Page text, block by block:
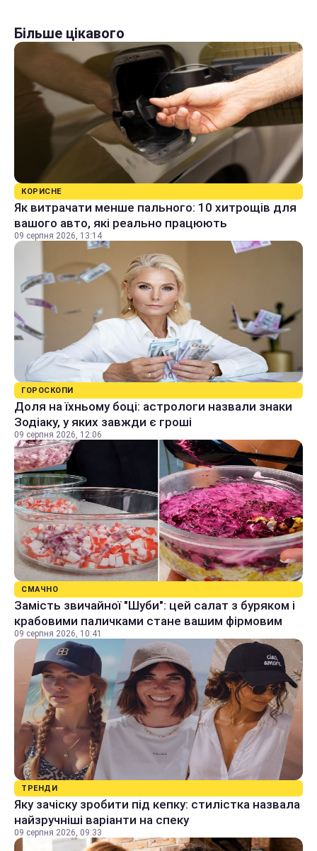
Більше цікавого
КОРИСНЕ
Як витрачати менше пального: 10 хитрощів для
вашого авто, які реально працюють
09 серпня 2026, 13:14
ГОРОСКОПИ
Доля на їхньому боці: астрологи назвали знаки
Зодіаку, у яких завжди є гроші
09 серпня 2026, 12:06
СМАЧНО
Замість звичайної "Шуби": цей салат з буряком і
крабовими паличками стане вашим фірмовим
09 серпня 2026, 10:41
ТРЕНДИ
Яку зачіску зробити під кепку: стилістка назвала
найзручніші варіанти на спеку
09 серпня 2026, 09:33